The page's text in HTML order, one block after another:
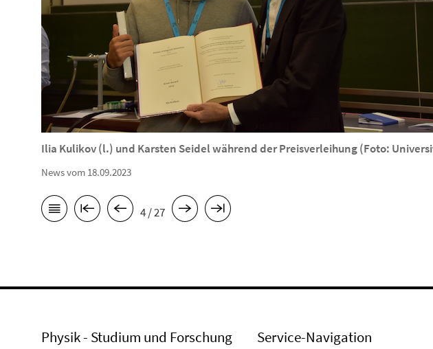
Ilia Kulikov (l.) und Karsten Seidel während der Preisverleihung (Foto:
News vom 18.09.2023
4 / 27
Physik - Studium und Forschung Service-Navigation